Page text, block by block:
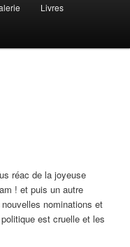
Livres
réac de la joyeuse
! et puis un autre
nominations et
est cruelle et les